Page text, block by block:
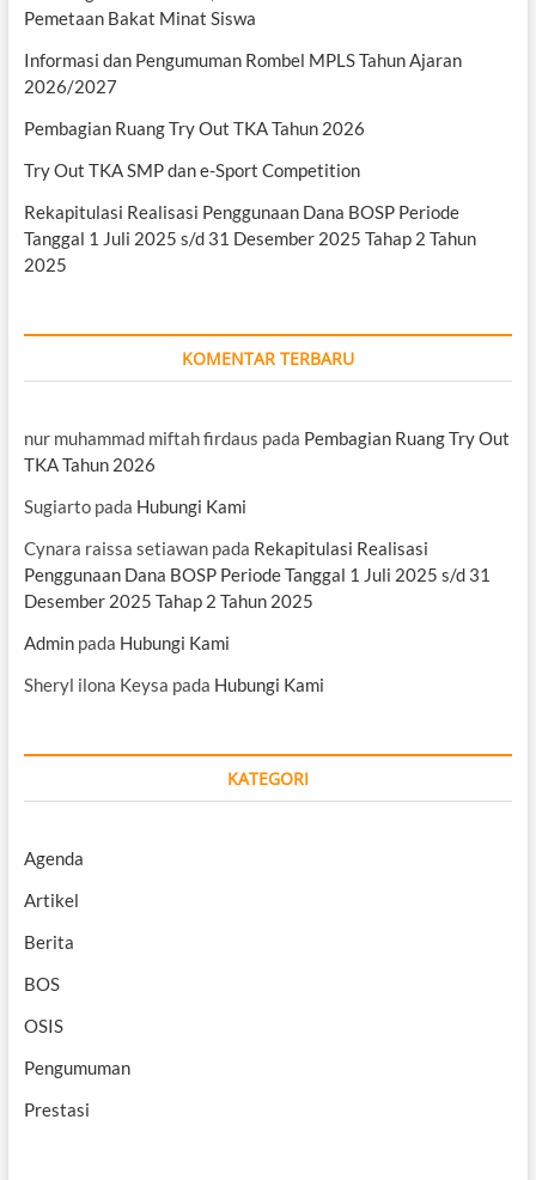
Pemetaan Bakat Minat Siswa
Informasi dan Pengumuman Rombel MPLS Tahun Ajaran
2026/2027
Pembagian Ruang Try Out TKA Tahun 2026
Try Out TKA SMP dan e-Sport Competition
Rekapitulasi Realisasi Penggunaan Dana BOSP Periode
Tanggal 1 Juli 2025 s/d 31 Desember 2025 Tahap 2 Tahun
2025
KOMENTAR TERBARU
nur muhammad miftah firdaus pada Pembagian Ruang Try Out
TKA Tahun 2026
Sugiartopada Hubungi Kami
Cynara raissa setiawanpada Rekapitulasi Realisasi
Penggunaan Dana BOSP Periode Tanggal 1 Juli 2025 s/d 31
Desember 2025 Tahap 2 Tahun 2025
Adminpada Hubungi Kami
Sheryl ilona Keysa pada Hubungi Kami
KATEGORI
Agenda
Artikel
Berita
BOS
OSIS
Pengumuman
Prestasi